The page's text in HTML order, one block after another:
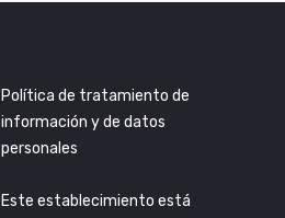
Política de tratamiento de
información y de datos
personales
Este establecimiento está